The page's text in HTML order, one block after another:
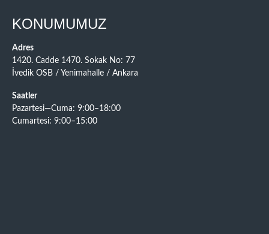
KONUMUMUZ
Adres
1420. Cadde 1470. Sokak No: 77
İvedik OSB / Yenimahalle / Ankara
Saatler
Pazartesi—Cuma: 9:00–18:00
Cumartesi: 9:00–15:00